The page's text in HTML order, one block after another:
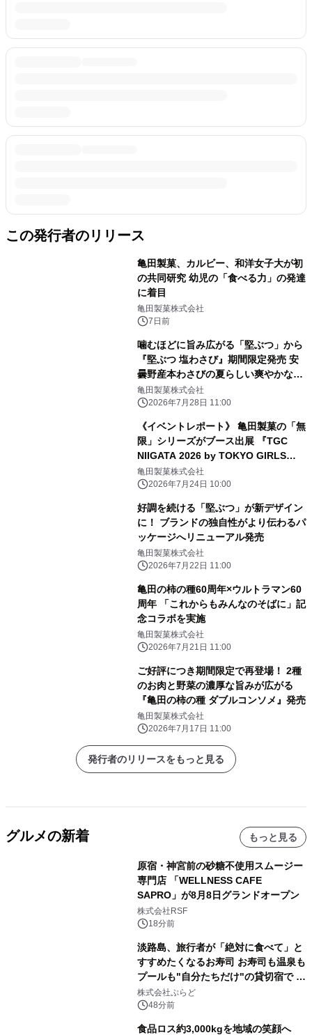
この発行者のリリース
亀田製菓、カルビー、和洋女子大が初
の共同研究 幼児の「食べる力」の発達
に着目
亀田製菓株式会社
7日前
噛むほどに旨み広がる「堅ぶつ」から
『堅ぶつ 塩わさび』期間限定発売 安
曇野産本わさびの夏らしい爽やかな風
味が楽しめる
亀田製菓株式会社
2026年7月28日 11:00
《イベントレポート》 亀田製菓の「無
限」シリーズがブース出展 『TGC
NIIGATA 2026 by TOKYO GIRLS
COLLECTION』
亀田製菓株式会社
2026年7月24日 10:00
好調を続ける「堅ぶつ」が新デザイン
に！ ブランドの独自性がより伝わるパ
ッケージへリニューアル発売
亀田製菓株式会社
2026年7月22日 11:00
亀田の柿の種60周年×ウルトラマン60
周年 「これからもみんなのそばに」記
念コラボを実施
亀田製菓株式会社
2026年7月21日 11:00
ご好評につき期間限定で再登場！ 2種
のお肉と野菜の濃厚な旨みが広がる
『亀田の柿の種 ダブルコンソメ』発売
亀田製菓株式会社
2026年7月17日 11:00
発行者のリリースをもっと見る
グルメの新着 もっと見る
原宿・神宮前の砂糖不使用スムージー
専門店 「WELLNESS CAFE
SAPRO」が8月8日グランドオープン
株式会社RSF
18分前
淡路島、旅行者が「絶対に食べて」と
すすめたくなるお寿司 お寿司も温泉も
プールも"自分たちだけ"の貸切宿で 1
日1組限定「岩屋温泉 絵島別庭 海と
森」の握り寿司プラン
株式会社ぷらど
48分前
食品ロス約3,000kgを地域の笑顔へ